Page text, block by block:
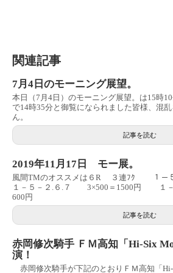
関連記事
7月4日のモーニング展望。
本日（7月4日）のモーニング展望。は15時
で14時35分と御覧になられました皆様、混
ん。
記事を読む
2019年11月17日 モー展。
風間TMのオススメは６R ３連ﾌ
１－５－２.６.７ 3×500＝1500円 １
600円
記事を読む
赤岡修次騎手 ＦＭ高知「Hi-Six
演！
赤岡修次騎手が下記のとおりＦＭ高知「